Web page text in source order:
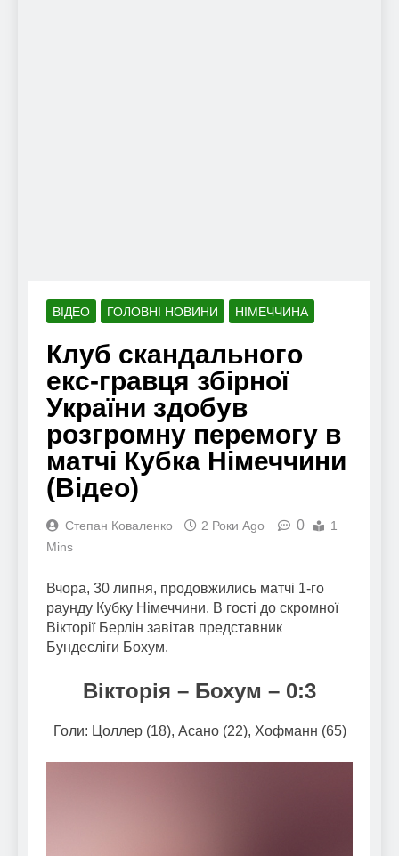
ВІДЕО ГОЛОВНІ НОВИНИ НІМЕЧЧИНА
Клуб скандального
екс-гравця збірної
України здобув
розгромну перемогу в
матчі Кубка Німеччини
(Відео)
Степан Коваленко 2 Роки Ago 0
1
Mins
Вчора, 30 липня, продовжились матчі 1-го
раунду Кубку Німеччини. В гості до скромної
Вікторії Берлін завітав представник
Бундесліги Бохум.
Вікторія – Бохум – 0:3
Голи: Цоллер (18), Асано (22), Хофманн (65)